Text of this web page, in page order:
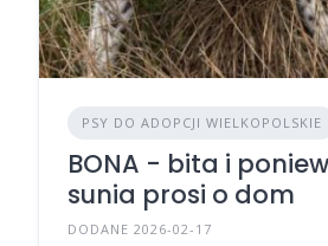
PSY DO ADOPCJI WIELKOPOLSKIE
BONA - bita i
sunia prosi o dom
DODANE 2026-02-17